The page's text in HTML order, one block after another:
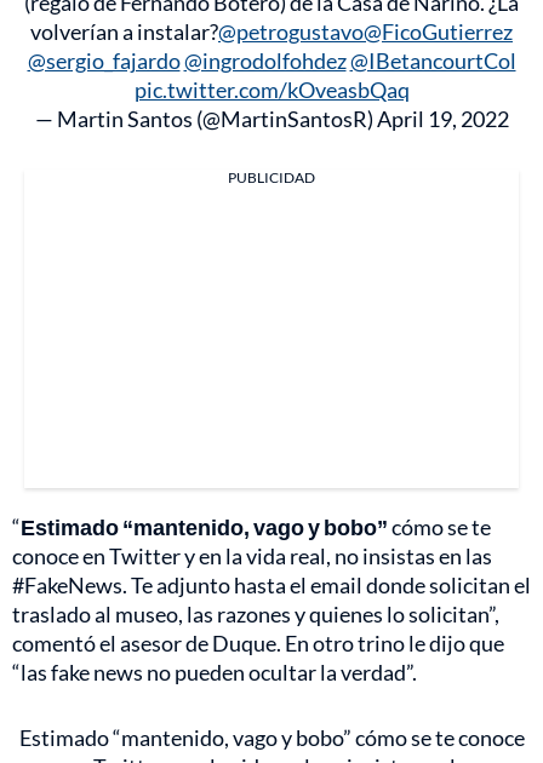
volverían a instalar?@petrogustavo@FicoGutierrez
@sergio_fajardo@ingrodolfohdez@IBetancourtCol
pic.twitter.com/kOveasbQaq
— Martin Santos (@MartinSantosR)April 19, 2022
PUBLICIDAD
“Estimado “mantenido, vago y bobo”cómo se te
conoce en Twitter y en la vida real, no insistas en las
#FakeNews. Te adjunto hasta el email donde solicitan el
traslado al museo, las razones y quienes lo solicitan”,
comentó el asesor de Duque. En otro trino le dijo que
“las fake news no pueden ocultar la verdad”.
Estimado “mantenido, vago y bobo” cómo se te conoce